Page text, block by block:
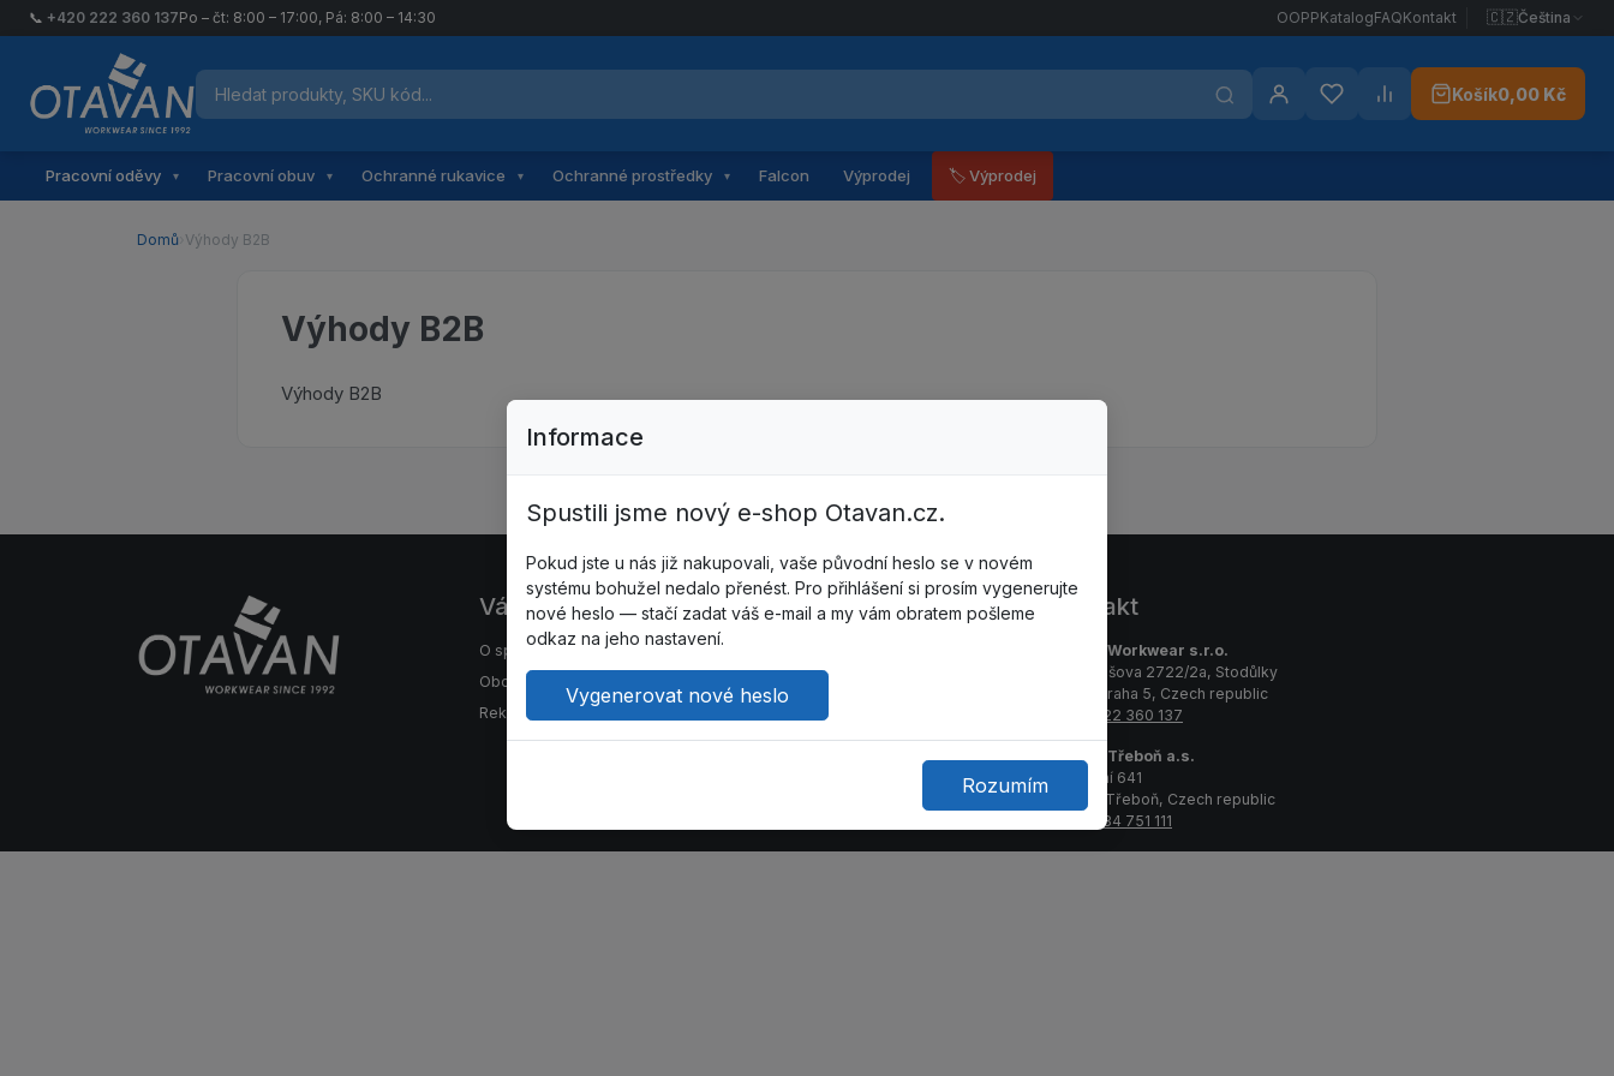
📞 +420 222 360 137Po – čt: 8:00 – 17:00, Pá: 8:00 – 14:30 OOPPKatalogFAQKontakt 🇨🇿Čeština
Otavan Workwear — přejít na úvodní stránku
Hledat produkty
PřihlášeníOblíbenéPorovnat
Košík0,00 Kč
Pracovní oděvy ▾ Pracovní obuv ▾ Ochranné rukavice ▾ Ochranné prostředky ▾ Falcon Výprodej 🏷 Výprodej
Domů Výhody B2B
Výhody B2B
Výhody B2B
Váš obchod
O společnosti
Obchodní podmínky
Reklamační formulář
Péče o
Kontaktujte nás
Jak nakupovat?
Kontakt
Otavan Workwear s.r.o.
Jeremiášova 2722/2a, Stodůlky
15500 Praha 5, Czech republic
+420 222 360 137
Otavan Třeboň a.s.
Nádražní 641
379 20 Třeboň, Czech republic
+420 384 751 111
Informace
Spustili jsme nový e-shop Otavan.cz.
Pokud jste u nás již nakupovali, vaše původní heslo se v novém
systému bohužel nedalo přenést. Pro přihlášení si prosím vygenerujte
nové heslo — stačí zadat váš e-mail a my vám obratem pošleme
odkaz na jeho nastavení.
Vygenerovat nové heslo
Rozumím